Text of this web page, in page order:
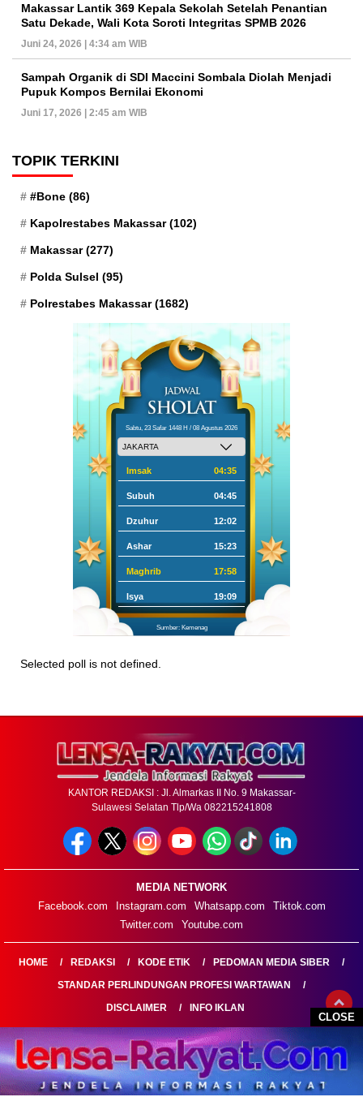
CLOSE
Makassar Lantik 369 Kepala Sekolah Setelah Penantian
Satu Dekade, Wali Kota Soroti Integritas SPMB 2026
Juni 24, 2026 | 4:34 am WIB
Sampah Organik di SDI Maccini Sombala Diolah Menjadi
Pupuk Kompos Bernilai Ekonomi
Juni 17, 2026 | 2:45 am WIB
TOPIK TERKINI
#Bone (86)
Kapolrestabes Makassar(102)
Makassar(277)
Polda Sulsel (95)
Polrestabes Makassar(1682)
Sabtu, 23 Safar 1448 H / 08 Agustus 2026
Imsak 04:35
Subuh 04:45
Dzuhur 12:02
Ashar 15:23
Maghrib 17:58
Isya 19:09
Sumber: Kemenag
Selected poll is not defined.
KANTOR REDAKSI : Jl. Almarkas II No. 9 Makassar-
Sulawesi Selatan Tlp/Wa 082215241808
MEDIA NETWORK
Facebook.com
Instagram.com Whatsapp.com
Tiktok.com
Twitter.com
Youtube.com
HOME REDAKSI KODE ETIK
PEDOMAN MEDIA SIBER
STANDAR PERLINDUNGAN PROFESI WARTAWAN
DISCLAIMER
INFO IKLAN
LENSARAKYAT.COM@2026